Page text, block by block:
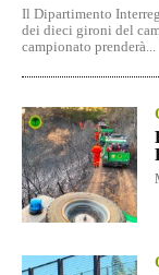
Il Dipartimento
dei dieci gironi del
campionato prenderà...